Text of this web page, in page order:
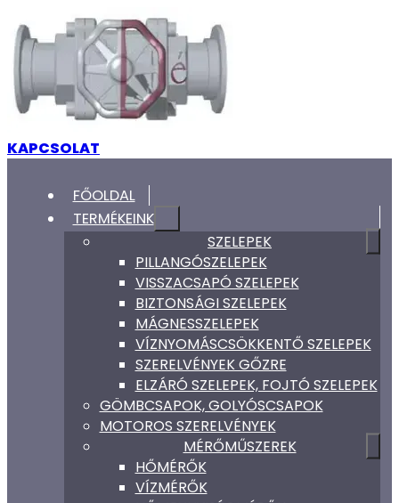
KAPCSOLAT
FŐOLDAL
TERMÉKEINK
SZELEPEK
PILLANGÓSZELEPEK
VISSZACSAPÓ SZELEPEK
BIZTONSÁGI SZELEPEK
MÁGNESSZELEPEK
VÍZNYOMÁSCSÖKKENTŐ SZELEPEK
SZERELVÉNYEK GŐZRE
ELZÁRÓ SZELEPEK, FOJTÓ SZELEPEK
GÖMBCSAPOK, GOLYÓSCSAPOK
MOTOROS SZERELVÉNYEK
MÉRŐMŰSZEREK
HŐMÉRŐK
VÍZMÉRŐK